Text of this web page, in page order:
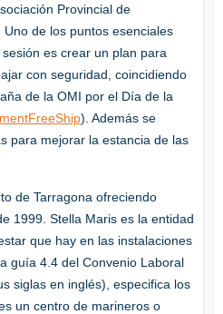
Provincial de
de los puntos esenciales
es crear un plan para
con seguridad, coincidiendo
de la OMI por el Día de la
). Además se
para mejorar la estancia de las
de Tarragona ofreciendo
1999. Stella Maris es la entidad
que hay en las instalaciones
guía 4.4 del Convenio Laboral
siglas en inglés), especifica los
un centro de marineros o